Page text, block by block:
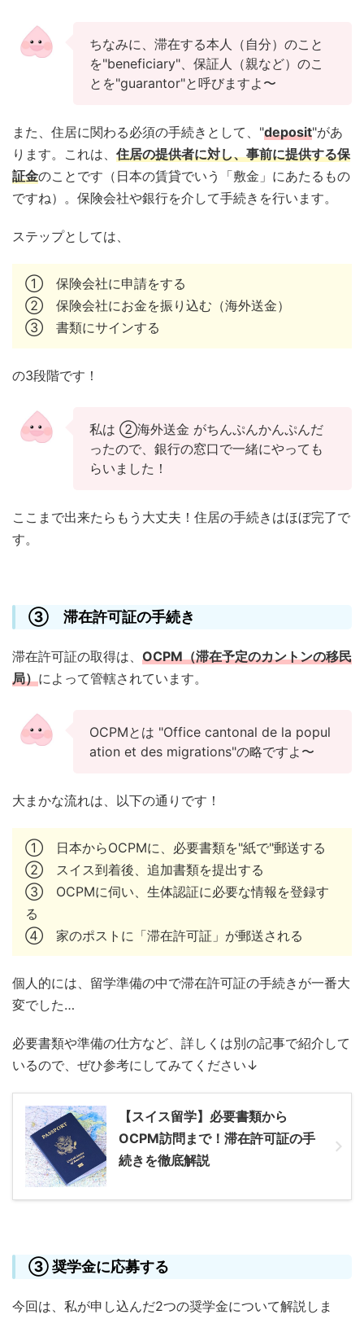
ちなみに、滞在する本人（自分）のこと
を"beneficiary"、保証人（親など）のこ
とを"guarantor"と呼びますよ〜
また、住居に関わる必須の手続きとして、"deposit"があ
ります。これは、 住居の提供者に対し、事前に提供する保
証金のことです（日本の賃貸でいう「敷金」にあたるもの
ですね）。保険会社や銀行を介して手続きを行います。
ステップとしては、
① 保険会社に申請をする
② 保険会社にお金を振り込む（海外送金）
③ 書類にサインする
の3段階です！
私は ②海外送金 がちんぷんかんぷんだ
ったので、銀行の窓口で一緒にやっても
らいました！
ここまで出来たらもう大丈夫！住居の手続きはほぼ完了で
す。
③ 滞在許可証の手続き
滞在許可証の取得は、 OCPM（滞在予定のカントンの移民
局）によって管轄されています。
OCPMとは "Office cantonal de la popul
ation et des migrations"の略ですよ〜
大まかな流れは、以下の通りです！
① 日本からOCPMに、必要書類を"紙で"郵送する
② スイス到着後、追加書類を提出する
③ OCPMに伺い、生体認証に必要な情報を登録す
る
④ 家のポストに「滞在許可証」が郵送される
個人的には、留学準備の中で滞在許可証の手続きが一番大
変でした…
必要書類や準備の仕方など、詳しくは別の記事で紹介して
いるので、ぜひ参考にしてみてください↓
【スイス留学】必要書類から
OCPM訪問まで！滞在許可証の手
続きを徹底解説
③ 奨学金に応募する
今回は、私が申し込んだ2つの奨学金について解説しま